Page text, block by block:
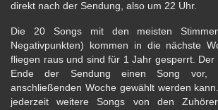
direkt nach der Sendung, also um 22 Uhr.
Die 20 Songs mit den meisten
Negativpunkten) kommen in die nächste
fliegen raus und sind für 1 Jahr gesperrt. Der
Ende der Sendung einen Song
anschließenden Woche gewählt werden
jederzeit weitere Songs von den